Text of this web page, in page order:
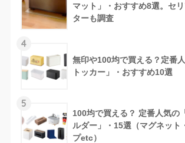
マット」・おすすめ8選。セ
ターも調査
4
無印や100均で買える？定番
トッカー」・おすすめ10選
5
100均で買える？ 定番人気の
ルダー」・15選（マグネット
プetc）